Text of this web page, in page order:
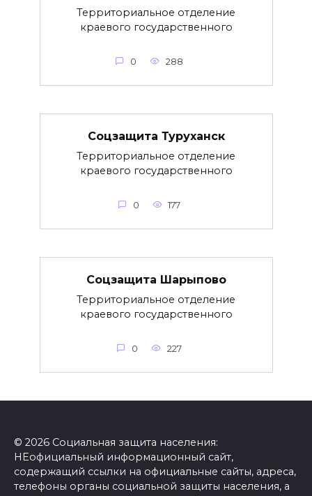
Территориальное отделение
краевого государственного
0 288
Соцзащита Туруханск
Территориальное отделение
краевого государственного
0 177
Соцзащита Шарыпово
Территориальное отделение
краевого государственного
0 227
© 2026 Социальная защита населения:
НЕофициальный информационный сайт,
содержащий ссылки на официальные сайты, адреса,
телефоны органы социальной защиты населения, а